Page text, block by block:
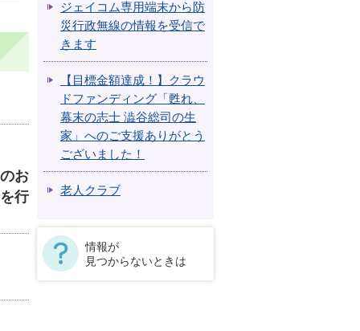
お
行
ジェイコム専用端末から防
災行政無線の情報を受信で
きます
【目標金額達成！】クラウ
ドファンディング「甦れ、
幕末の志士 澁谷総司の生
家」へのご支援ありがとう
ございました！
老人クラブ
情報が
見つからないときは